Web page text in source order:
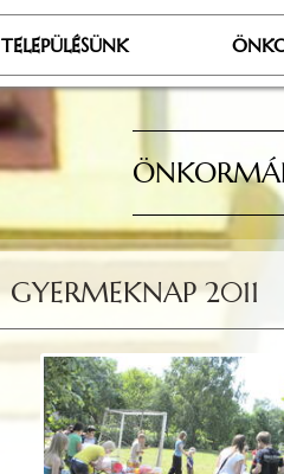
TELEPÜLÉSÜNK
GYERMEKNAP 2011